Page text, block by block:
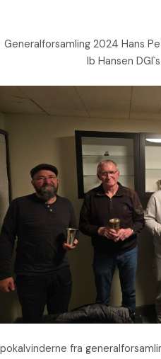
Generalforsamling 2024 Hans
Ib Hansen
pokalvinderne fra